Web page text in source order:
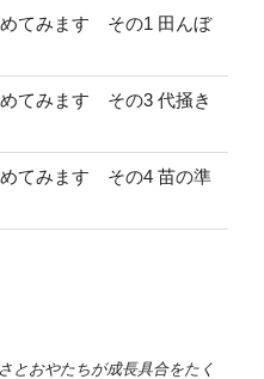
めてみます その1 田んぼ
てみます その3 代掻き
めてみます その4 苗の準
とおやたちが成長具合をたく